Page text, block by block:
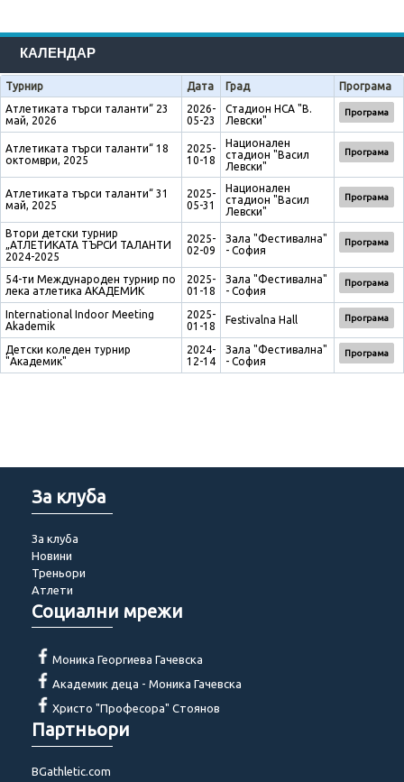
КАЛЕНДАР
Турнир Дата Град
Програма
Атлетиката търси таланти“ 23
май, 2026
2026-
05-23
Стадион НСА "В.
Левски"
Програма
Атлетиката търси таланти“ 18
октомври, 2025
2025-
10-18
Национален
стадион "Васил
Левски"
Програма
Атлетиката търси таланти“ 31
май, 2025
2025-
05-31
Национален
стадион "Васил
Левски"
Програма
Втори детски турнир
„АТЛЕТИКАТА ТЪРСИ ТАЛАНТИ
2024-2025
2025-
02-09
Зала "Фестивална"
- София
Програма
54-ти Международен турнир по
лека атлетика АКАДЕМИК
2025-
01-18
Зала "Фестивална"
- София
Програма
International Indoor Meeting
Akademik
2025-
01-18
Festivalna Hall Програма
Детски коледен турнир
"Академик"
2024-
12-14
Зала "Фестивална"
- София
Програма
За клуба
За клуба
Новини
Треньори
Атлети
Социални мрежи
Моника Георгиева Гачевска
Академик деца - Моника Гачевска
Христо "Професора" Стоянов
Партньори
BGathletic.com